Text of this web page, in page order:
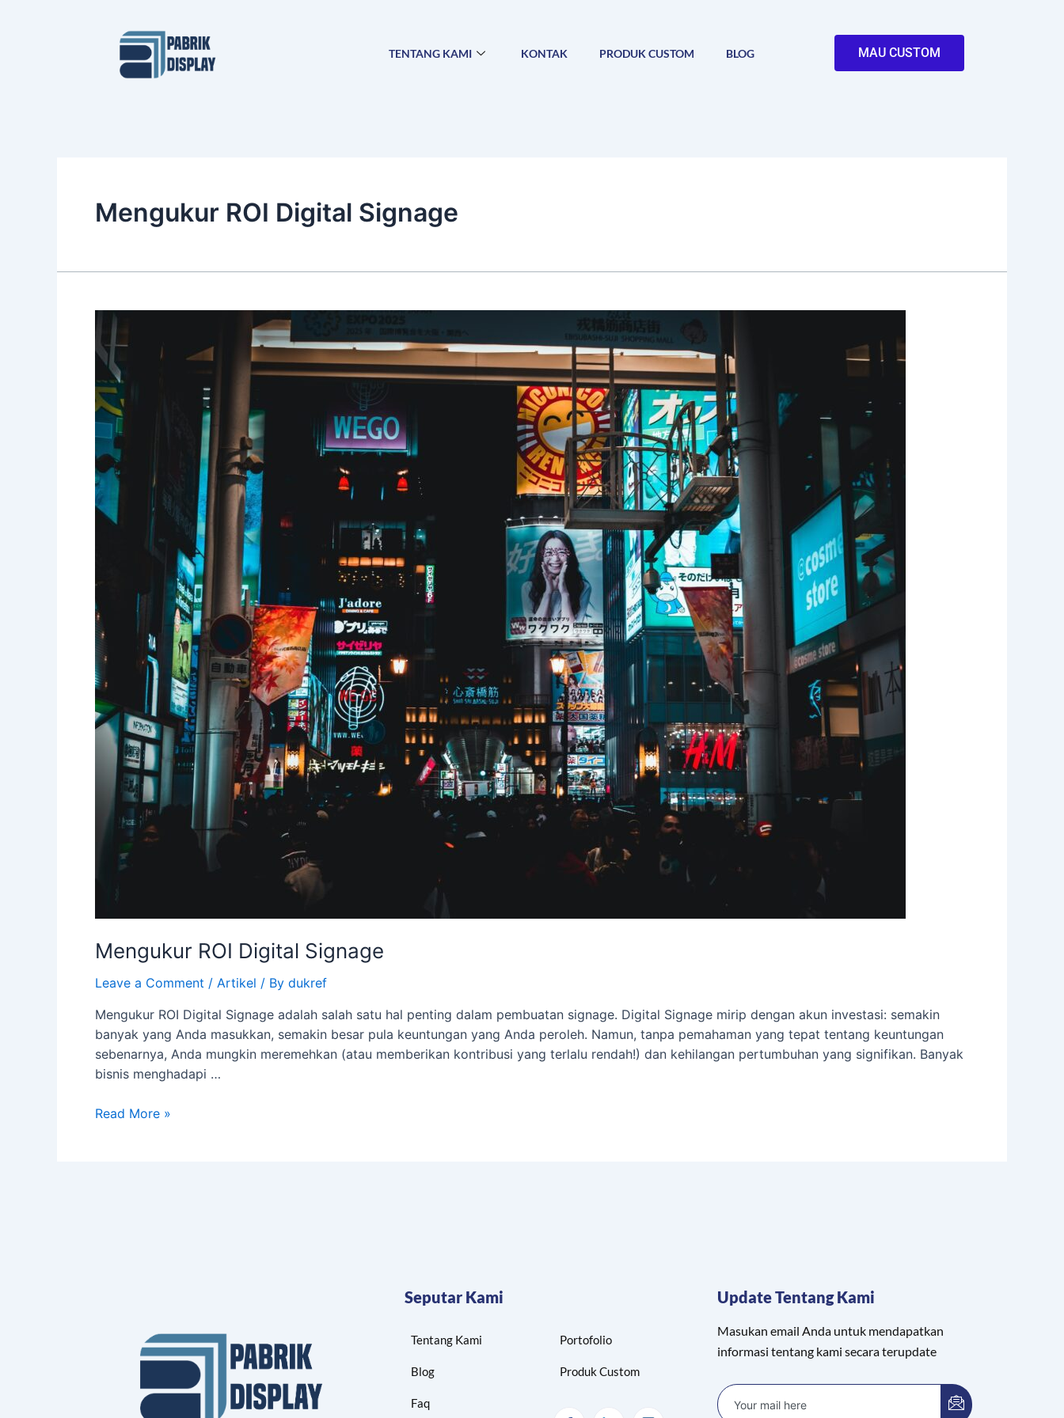
TENTANG KAMI KONTAK PRODUK CUSTOM BLOG MAU CUSTOM
Mengukur ROI Digital Signage
Mengukur ROI Digital Signage
Leave a Comment / Artikel / By dukref
Mengukur ROI Digital Signage adalah salah satu hal penting dalam pembuatan signage. Digital Signage mirip dengan akun investasi: semakin
banyak yang Anda masukkan, semakin besar pula keuntungan yang Anda peroleh. Namun, tanpa pemahaman yang tepat tentang keuntungan
sebenarnya, Anda mungkin meremehkan (atau memberikan kontribusi yang terlalu rendah!) dan kehilangan pertumbuhan yang signifikan. Banyak
bisnis menghadapi …
Mengukur
ROI
Digital
Signage
Read More »
Seputar Kami
Tentang Kami
Blog
Faq
Portofolio
Produk Custom
Update Tentang Kami
Masukan email Anda untuk mendapatkan
informasi tentang kami secara terupdate